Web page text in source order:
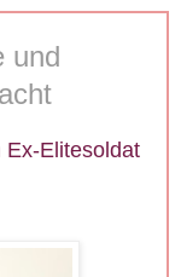
und
Ex-Elitesoldat